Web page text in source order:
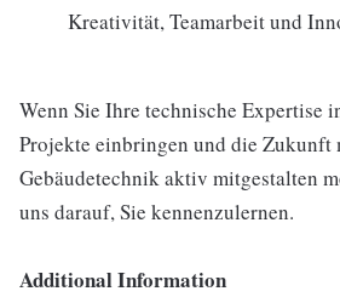
Kreativität, Teamarbeit und
Wenn Sie Ihre technische Expertise
Projekte einbringen und die Zukunft
Gebäudetechnik aktiv mitgestalten
uns darauf, Sie kennenzulernen.
Additional Information